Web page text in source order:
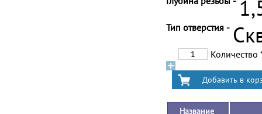
Тип отверстия -
Количество
Название